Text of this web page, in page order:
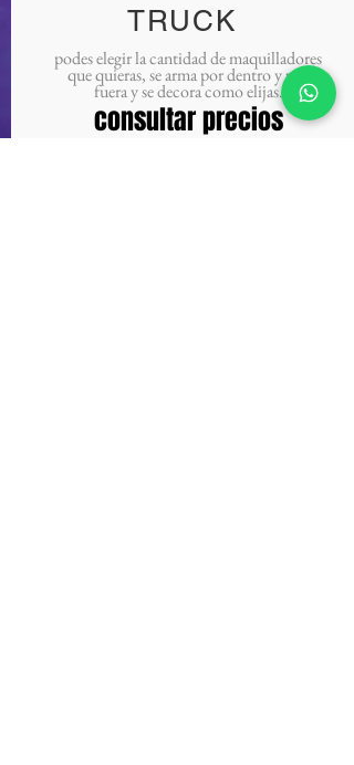
TRUCK
podes elegir la cantidad de maquilladores
que quieras, se arma por dentro y por
fuera y se decora como elijas.
consultar precios